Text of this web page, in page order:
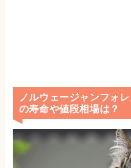
ノルウェージャンフォ
の寿命や値段相場は？